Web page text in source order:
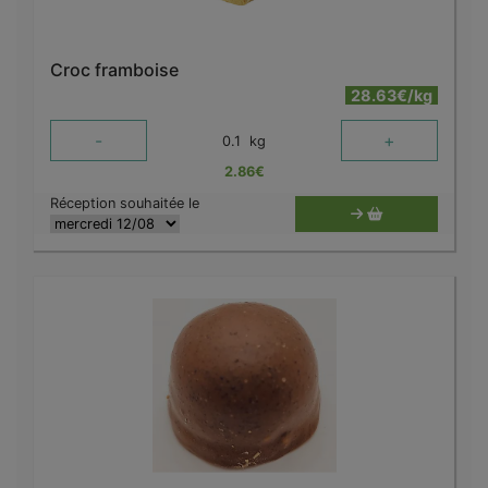
Croc framboise
28.63€/kg
- 0.1 kg +
2.86€
Réception souhaitée le